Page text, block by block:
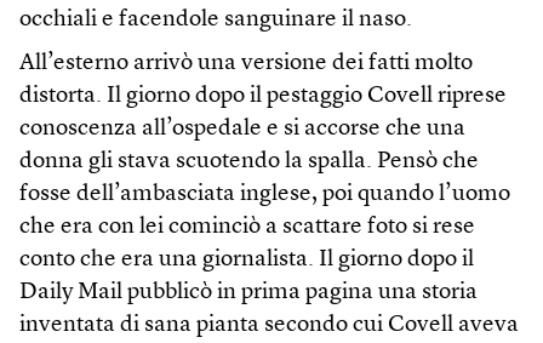
occhiali e facendole sanguinare il naso.
All’esterno arrivò una versione dei fatti molto
distorta. Il giorno dopo il pestaggio Covell riprese
conoscenza all’ospedale e si accorse che una
donna gli stava scuotendo la spalla. Pensò che
fosse dell’ambasciata inglese, poi quando l’uomo
che era con lei cominciò a scattare foto si rese
conto che era una giornalista. Il giorno dopo il
Daily Mail pubblicò in prima pagina una storia
inventata di sana pianta secondo cui Covell aveva